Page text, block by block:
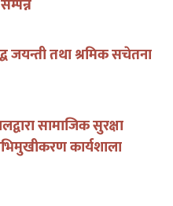
तथा श्रमिक सचेतना
सामाजिक सुरक्षा
कार्यशाला